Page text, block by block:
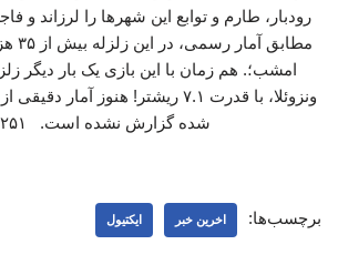
رودبار، طارم و توابع این شهرها را لرزاند و
امشب؛. هم زمان با این بازی یک بار دیگر
ونزوئلا، با قدرت ۷.۱ ریشتر! هنوز
شده گزارش نشده است. ۲۵۱ ۲۵۱
برچسب‌ها: اخرین خبر ایکتیول